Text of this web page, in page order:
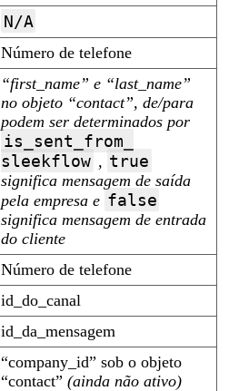
N/A
Número de telefone
“first_name” e “last_name”
no objeto “contact”, de/para
podem ser determinados por
is_sent_from_
sleekflow , true
significa mensagem de saída
pela empresa e false
significa mensagem de entrada
do cliente
Número de telefone
id_do_canal
id_da_mensagem
“company_id” sob o objeto
“contact” (ainda não ativo)